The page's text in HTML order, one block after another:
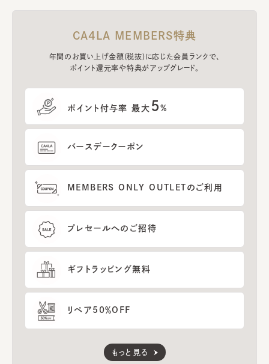
CA4LA MEMBERS特典
年間のお買い上げ金額(税抜)に応じた会員ランクで、
ポイント還元率や特典がアップグレード。
ポイント付与率 最大 5%
バースデークーポン
MEMBERS ONLY OUTLETのご利用
プレセールへのご招待
ギフトラッピング無料
リペア50％OFF
もっと見る